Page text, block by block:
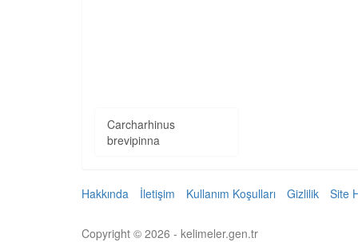
Carcharhinus
brevipinna
Hakkında İletişim Kullanım Koşulları Gizlilik Site
Copyright © 2026 - kelimeler.gen.tr